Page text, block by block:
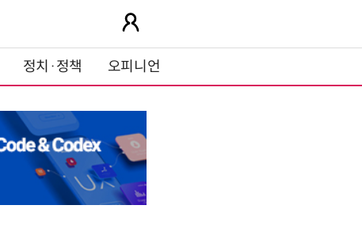
정치·정책 오피니언